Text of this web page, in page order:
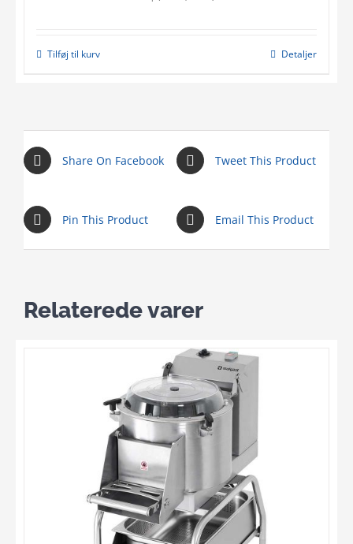
Tilføj til kurv Detaljer
Share On Facebook Tweet This Product
Pin This Product Email This Product
Relaterede varer